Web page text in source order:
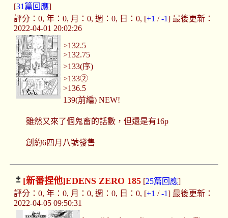
[31篇回應]
評分：0, 年：0, 月：0, 週：0, 日：0, [+1 /-1] 最後更新：
2022-04-01 20:02:26
>132.5
>132.75
>133(序)
>133②
>136.5
139(前編) NEW!
雖然又來了個鬼畜的話數，但還是有16p
創約6四月八號發售
[新番捏他]EDENS ZERO 185[25篇回應]
評分：0, 年：0, 月：0, 週：0, 日：0, [+1 /-1] 最後更新：
2022-04-05 09:50:31